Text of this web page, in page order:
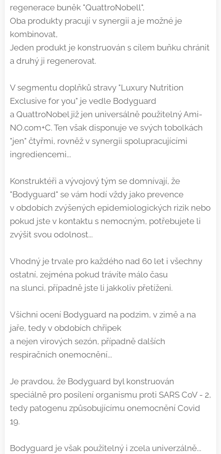
regenerace buněk "QuattroNobell",
Oba produkty pracují v synergii a je možné je
kombinovat,
Jeden produkt je konstruován s cílem buňku chránit
a druhý ji regenerovat.
V segmentu doplňků stravy "Luxury Nutrition
Exclusive for you" je vedle Bodyguard
a QuattroNobel již jen universálně použitelný Ami-
NO.com+C. Ten však disponuje ve svých tobolkách
"jen" čtyřmi, rovněž v synergii spolupracujícími
ingrediencemi...
Konstruktéři a vývojový tým se domnívají, že
"Bodyguard" se vám hodí vždy jako prevence
v obdobích zvýšených epidemiologických rizik nebo
pokud jste v kontaktu s nemocným, potřebujete li
zvýšit svou odolnost...
Vhodný je trvale pro každého nad 60 let i všechny
ostatní, zejména pokud trávíte málo času
na slunci, případně jste li jakkoliv přetíženi.
Všichni ocení Bodyguard na podzim, v zimě a na
jaře, tedy v obdobích chřipek
a nejen virových sezón, případně dalších
respiračních onemocnění...
Je pravdou, že Bodyguard byl konstruován
speciálně pro posílení organismu proti SARS CoV - 2,
tedy patogenu způsobujícímu onemocnění Covid
19.
Bodyguard je však použitelný i zcela univerzálně...